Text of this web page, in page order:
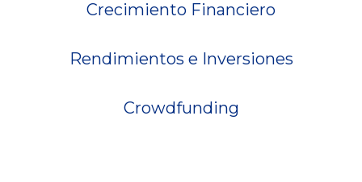
Crecimiento Financiero
Rendimientos e Inversiones
Crowdfunding